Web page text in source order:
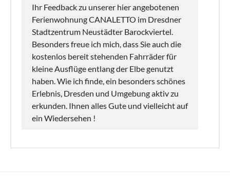
Ihr Feedback zu unserer hier angebotenen
Ferienwohnung CANALETTO im Dresdner
Stadtzentrum Neustädter Barockviertel.
Besonders freue ich mich, dass Sie auch die
kostenlos bereit stehenden Fahrräder für
kleine Ausflüge entlang der Elbe genutzt
haben. Wie ich finde, ein besonders schönes
Erlebnis, Dresden und Umgebung aktiv zu
erkunden. Ihnen alles Gute und vielleicht auf
ein Wiedersehen !